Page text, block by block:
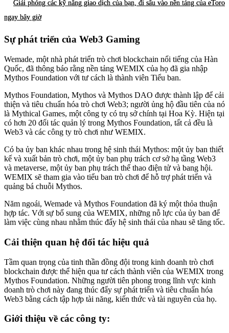
Giải phóng các kỹ năng giao dịch của bạn, đi sâu vào nền tảng của eToro
ngay bây giờ
Sự phát triển của Web3 Gaming
Wemade, một nhà phát triển trò chơi blockchain nổi tiếng của Hàn
Quốc, đã thông báo rằng nền tảng WEMIX của họ đã gia nhập
Mythos Foundation với tư cách là thành viên Tiểu ban.
Mythos Foundation, Mythos và Mythos DAO được thành lập để cải
thiện và tiêu chuẩn hóa trò chơi Web3; người ủng hộ đầu tiên của nó
là Mythical Games, một công ty có trụ sở chính tại Hoa Kỳ. Hiện tại
có hơn 20 đối tác quản lý trong Mythos Foundation, tất cả đều là
Web3 và các công ty trò chơi như WEMIX.
Có ba ủy ban khác nhau trong hệ sinh thái Mythos: một ủy ban thiết
kế và xuất bản trò chơi, một ủy ban phụ trách cơ sở hạ tầng Web3
và metaverse, một ủy ban phụ trách thể thao điện tử và bang hội.
WEMIX sẽ tham gia vào tiểu ban trò chơi để hỗ trợ phát triển và
quảng bá chuỗi Mythos.
Năm ngoái, Wemade và Mythos Foundation đã ký một thỏa thuận
hợp tác. Với sự bổ sung của WEMIX, những nỗ lực của ủy ban để
làm việc cùng nhau nhằm thúc đẩy hệ sinh thái của nhau sẽ tăng tốc.
Cải thiện quan hệ đối tác hiệu quả
Tầm quan trọng của tinh thần đồng đội trong kinh doanh trò chơi
blockchain được thể hiện qua tư cách thành viên của WEMIX trong
Mythos Foundation. Những người tiên phong trong lĩnh vực kinh
doanh trò chơi này đang thúc đẩy sự phát triển và tiêu chuẩn hóa
Web3 bằng cách tập hợp tài năng, kiến ​​thức và tài nguyên của họ.
Giới thiệu về các công ty: